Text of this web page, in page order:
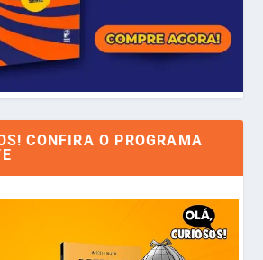
CONFIRA O PROGRAMA